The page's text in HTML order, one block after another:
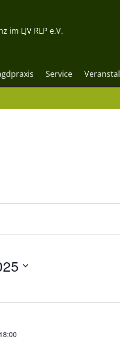
im LJV RLP e.V.
Service
18:00